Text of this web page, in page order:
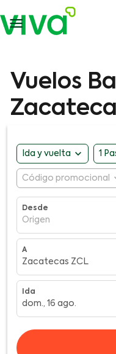

Vuelos
Ida y vuelta expand_more 1
Código promocional
Desde
Origen
A
Zacatecas ZCL
Ida
fc-booking-
dom., 16 ago.